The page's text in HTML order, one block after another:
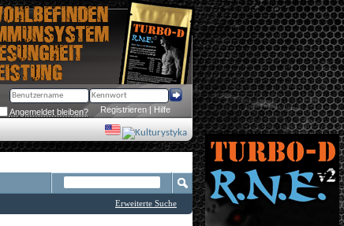
Angemeldet bleiben? Registrieren | Hilfe
Erweiterte Suche